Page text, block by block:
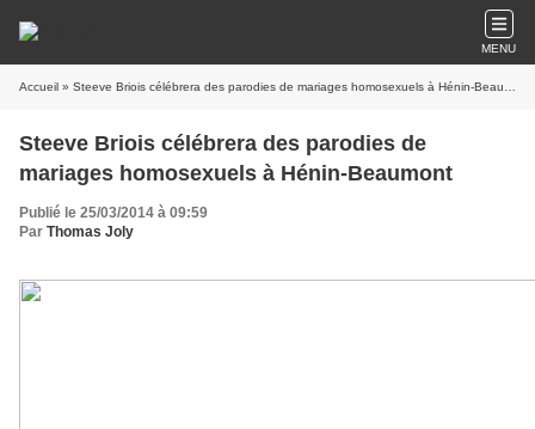
MENU
Accueil » Steeve Briois célébrera des parodies de mariages homosexuels à Hénin-Beaumont
Steeve Briois célébrera des parodies de
mariages homosexuels à Hénin-Beaumont
Publié le 25/03/2014 à 09:59
Par Thomas Joly